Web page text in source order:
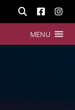
MENU